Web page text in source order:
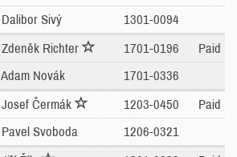
Dalibor Sivý
1301-0094
Zdeněk Richter 1701-0196
Paid
Adam Novák
1701-0336
Josef Čermák 1203-0450
Paid
Pavel Svoboda
1206-0321